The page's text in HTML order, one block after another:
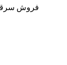
فروش سرقفلی میدان